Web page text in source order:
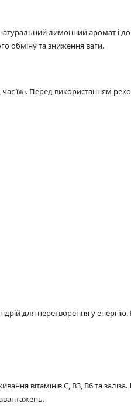
лимонний аромат і
обміну та зниження ваги.
їжі. Перед використанням
для перетворення у
вітамінів C, B3, B6 та заліза.